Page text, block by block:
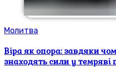
Молитва
Віра як опора: завдяки
знаходять сили у темряві